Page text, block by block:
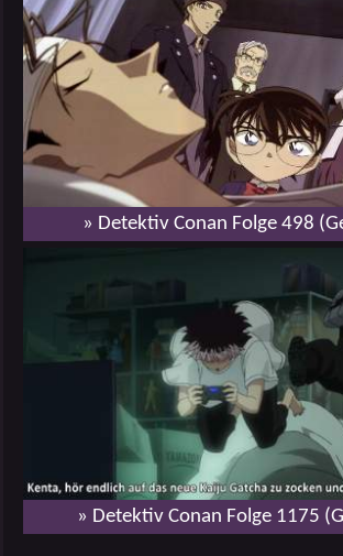
» Detektiv Conan Folge 498
» Detektiv Conan Folge 1175